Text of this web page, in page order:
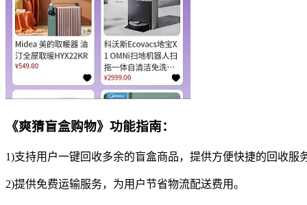
《爽猜盲盒购物》功能指南：
1)支持用户一键回收多余的盲盒商品，提供方便快捷的回收服务
2)提供免费运输服务，为用户节省物流配送费用。